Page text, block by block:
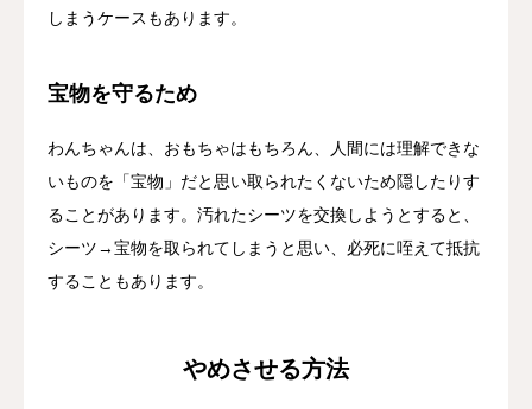
しまうケースもあります。
宝物を守るため
わんちゃんは、おもちゃはもちろん、人間には理解できな
いものを「宝物」だと思い取られたくないため隠したりす
ることがあります。汚れたシーツを交換しようとすると、
シーツ→宝物を取られてしまうと思い、必死に咥えて抵抗
することもあります。
やめさせる方法